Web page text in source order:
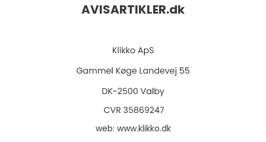
AVISARTIKLER.dk
web: www.klikko.dk